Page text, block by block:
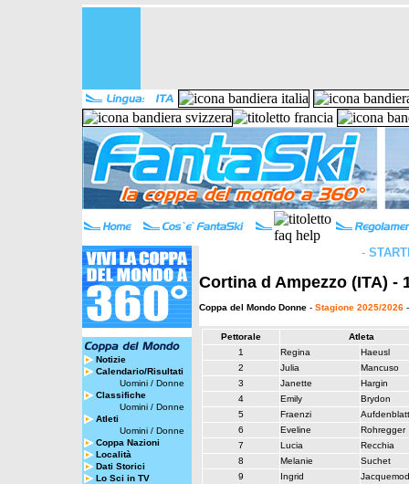
Notizie
Calendario/Risultati
Uomini / Donne
Classifiche
Uomini / Donne
Atleti
Uomini / Donne
Coppa Nazioni
Località
Dati Storici
Lo Sci in TV
-
Cortina d Ampezzo (ITA) -
Coppa del Mondo Donne - Stagione 2025/2026
Pettorale
Atleta
1
Regina
Haeusl
2
Julia
Mancuso
3
Janette
Hargin
4
Emily
Brydon
5
Fraenzi
6
Eveline
Rohregger
7
Lucia
Recchia
8
Melanie
Suchet
9
Ingrid
Jacquemod